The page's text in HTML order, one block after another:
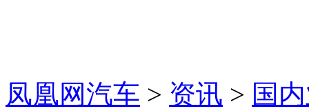
凤凰网汽车 > 资讯 > 国